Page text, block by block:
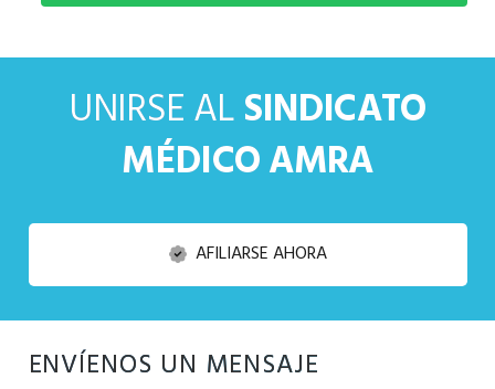
UNIRSE ALSINDICATO
MÉDICO AMRA
AFILIARSE AHORA
ENVÍENOS UN MENSAJE